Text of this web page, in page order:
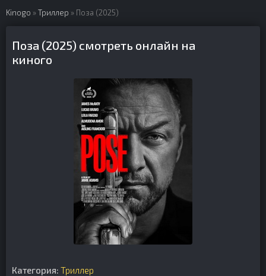
Kinogo »Триллер » Поза (2025)
Поза (2025) смотреть онлайн на
киного
Категория: Триллер